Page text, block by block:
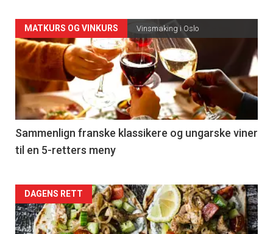
Forsiden
akkurat
nå
-
5
MATKURS OG VINKURS Vinsmaking i Oslo
Sammenlign franske klassikere og ungarske viner
til en 5-retters meny
Forsiden
akkurat
DAGENS RETT